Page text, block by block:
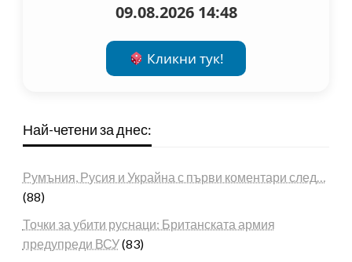
09.08.2026 14:48
Кликни тук!
Най-четени за днес:
Румъния, Русия и Украйна с първи коментари след…
(88)
Точки за убити руснаци: Британската армия
предупреди ВСУ(83)